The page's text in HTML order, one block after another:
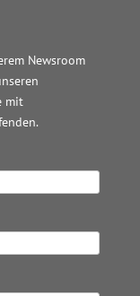
Newsroom
mit